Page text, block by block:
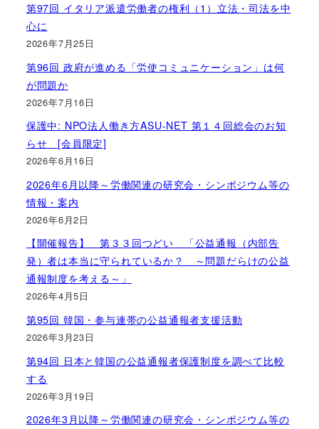
第97回 イタリア派遣労働者の権利（1）立法・司法を中
心に
2026年7月25日
第96回 政府が進める「労使コミュニケーション」は何
が問題か
2026年7月16日
保護中: NPO法人働き方ASU-NET 第１４回総会のお知
らせ [会員限定]
2026年6月16日
2026年6月以降～労働関連の研究会・シンポジウム等の
情報・案内
2026年6月2日
【開催報告】 第３３回つどい 「公益通報（内部告
発）者は本当に守られているか？ ～問題だらけの公益
通報制度を考える～」
2026年4月5日
第95回 韓国・参与連帯の公益通報者支援活動
2026年3月23日
第94回 日本と韓国の公益通報者保護制度を調べて比較
する
2026年3月19日
2026年3月以降～労働関連の研究会・シンポジウム等の